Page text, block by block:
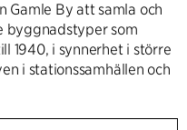
Gamle By att samla och
byggnadstyper som
1940, i synnerhet i större
i stationssamhällen och